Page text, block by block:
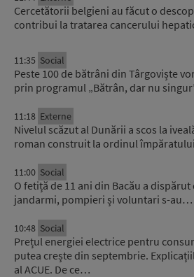
Cercetătorii belgieni au făcut o
contribui la tratarea cancerului
11:35 Social
Peste 100 de bătrâni din Târgoviște
prin programul „Bătrân, dar nu
11:18 Externe
Nivelul scăzut al Dunării a scos la
roman construit la ordinul
11:00 Social
O fetiță de 11 ani din Bacău a
jandarmi, pompieri și voluntari s-au…
10:48 Social
Prețul energiei electrice pentru
putea crește din septembrie.
al ACUE. De ce…